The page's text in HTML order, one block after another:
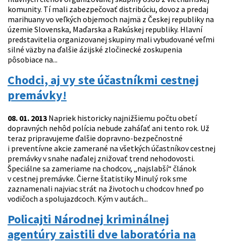
komunity. Tí mali zabezpečovať distribúciu, dovoz a predaj
marihuany vo veľkých objemoch najmä z Českej republiky na
územie Slovenska, Maďarska a Rakúskej republiky. Hlavní
predstavitelia organizovanej skupiny mali vybudované veľmi
silné väzby na ďalšie ázijské zločinecké zoskupenia
pôsobiace na...
Chodci, aj vy ste účastníkmi cestnej
premávky!
08. 01. 2013 Napriek historicky najnižšiemu počtu obetí
dopravných nehôd polícia nebude zaháľať ani tento rok. Už
teraz pripravujeme ďalšie dopravno-bezpečnostné
i preventívne akcie zamerané na všetkých účastníkov cestnej
premávky v snahe naďalej znižovať trend nehodovosti.
Špeciálne sa zameriame na chodcov, „najslabší“ článok
v cestnej premávke. Čierne štatistiky Minulý rok sme
zaznamenali najviac strát na životoch u chodcov hneď po
vodičoch a spolujazdcoch. Kým v autách...
Policajti Národnej kriminálnej
agentúry zaistili dve laboratória na